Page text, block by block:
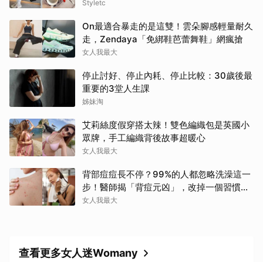
Styletc
On最適合暴走的是這雙！雲朵腳感輕量耐久
走，Zendaya「免綁鞋芭蕾舞鞋」網瘋搶
女人我最大
停止討好、停止內耗、停止比較：30歲後最
重要的3堂人生課
姊妹淘
艾莉絲度假穿搭太辣！雙色編織包是英國小
眾牌，手工編織背後故事超暖心
女人我最大
背部痘痘長不停？99%的人都忽略洗澡這一
步！醫師揭「背痘元凶」，改掉一個習慣真
的差很多
女人我最大
查看更多女人迷Womany